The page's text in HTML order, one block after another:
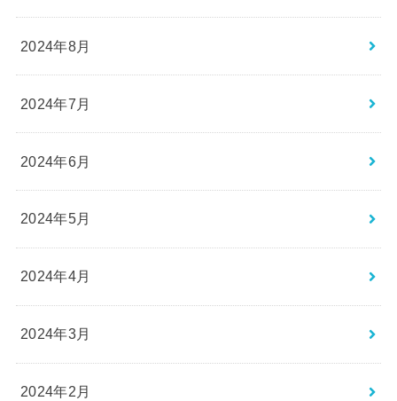
2024年8月
2024年7月
2024年6月
2024年5月
2024年4月
2024年3月
2024年2月